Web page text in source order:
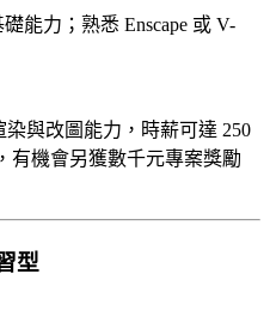
能力；熟悉 Enscape 或 V-
染與改圖能力，時薪可達 250
有機會另獲數千元專案獎勵
型